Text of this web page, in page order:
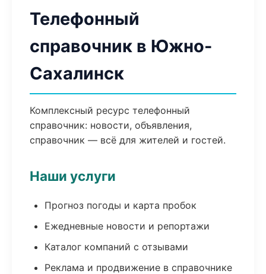
Телефонный
справочник в Южно-
Сахалинск
Комплексный ресурс телефонный
справочник: новости, объявления,
справочник — всё для жителей и гостей.
Наши услуги
Прогноз погоды и карта пробок
Ежедневные новости и репортажи
Каталог компаний с отзывами
Реклама и продвижение в справочнике